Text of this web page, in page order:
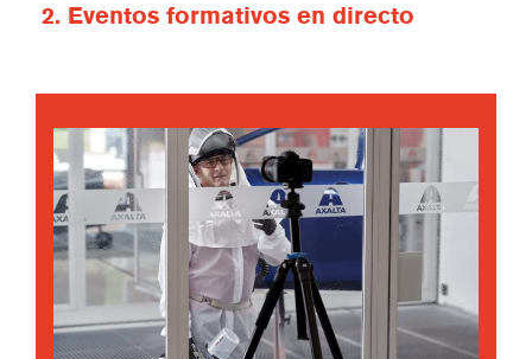
2. Eventos formativos en directo